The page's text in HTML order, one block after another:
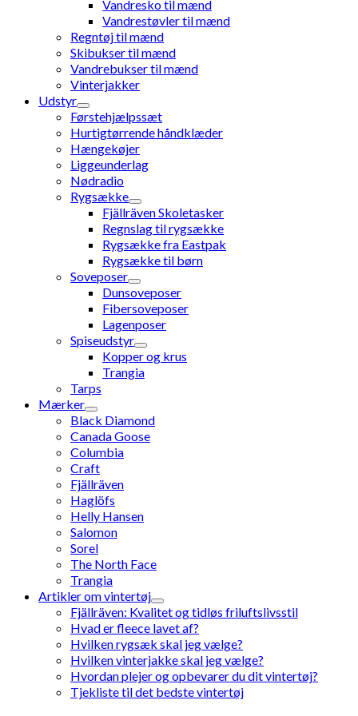
Vandresko til mænd
Vandrestøvler til mænd
Regntøj til mænd
Skibukser til mænd
Vandrebukser til mænd
Vinterjakker
Udstyr
Førstehjælpssæt
Hurtigtørrende håndklæder
Hængekøjer
Liggeunderlag
Nødradio
Rygsække
Fjällräven Skoletasker
Regnslag til rygsække
Rygsække fra Eastpak
Rygsække til børn
Soveposer
Dunsoveposer
Fibersoveposer
Lagenposer
Spiseudstyr
Kopper og krus
Trangia
Tarps
Mærker
Black Diamond
Canada Goose
Columbia
Craft
Fjällräven
Haglöfs
Helly Hansen
Salomon
Sorel
The North Face
Trangia
Artikler om vintertøj
Fjällräven: Kvalitet og tidløs friluftslivsstil
Hvad er fleece lavet af?
Hvilken rygsæk skal jeg vælge?
Hvilken vinterjakke skal jeg vælge?
Hvordan plejer og opbevarer du dit vintertøj?
Tjekliste til det bedste vintertøj